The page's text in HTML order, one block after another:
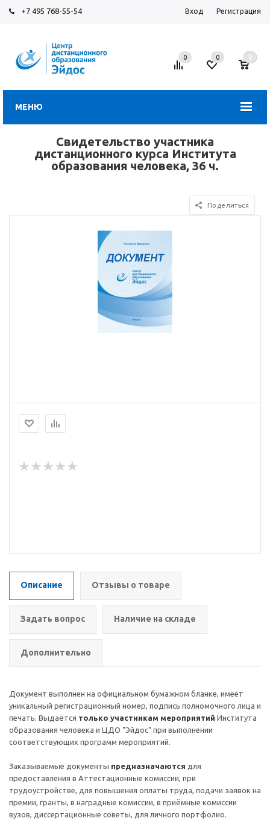
+7 495 768-55-54 Вход Регистрация
МЕНЮ
0 0 0
Свидетельство участника
дистанционного курса Института
образования человека, 36 ч.
Поделиться
Описание Отзывы о товаре
Задать вопрос Наличие на складе
Дополнительно
Документ выполнен на официальном бумажном бланке, имеет
уникальный регистрационный номер, подпись полномочного лица и
печать. Выдаётся только участникам мероприятий Института
образования человека и ЦДО "Эйдос" при выполнении
соответствующих программ мероприятий.
Заказываемые документы предназначаются для
предоставления в Аттестационные комиссии, при
трудоустройстве, для повышения оплаты труда, подачи заявок на
премии, гранты, в наградные комиссии, в приёмные комиссии
вузов, диссертационные советы, для личного портфолио.